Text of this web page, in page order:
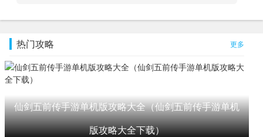
热门攻略 更多
仙剑五前传手游单机版攻略大全（仙剑五前传手游单机
版攻略大全下载）